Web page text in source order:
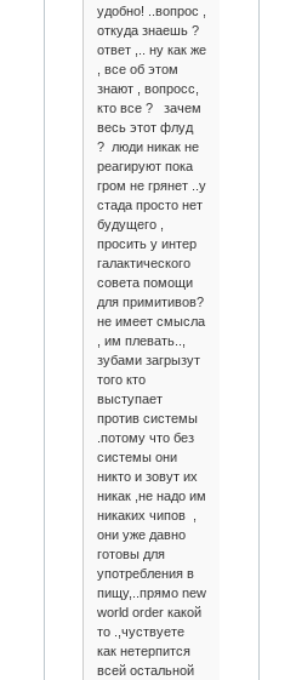
удобно! ..вопрос ,
откуда знаешь ?
ответ ,.. ну как же
, все об этом
знают , вопросс,
кто все ? зачем
весь этот флуд
? люди никак не
реагируют пока
гром не грянет ..у
стада просто нет
будущего ,
просить у интер
галактического
совета помощи
для примитивов?
не имеет смысла
, им плевать..,
зубами загрызут
того кто
выступает
против системы
.потому что без
системы они
никто и зовут их
никак ,не надо им
никаких чипов ,
они уже давно
готовы для
употребления в
пищу,..прямо new
world order какой
то .,чуствуете
как нетерпится
всей остальной